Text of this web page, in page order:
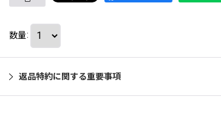
数量:
返品特約に関する重要事項